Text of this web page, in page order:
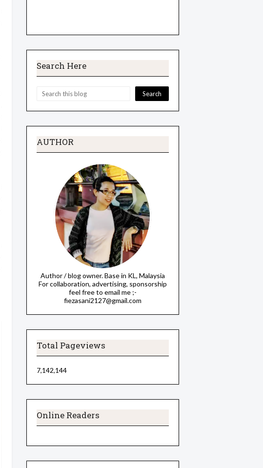
Search Here
AUTHOR
Author / blog owner. Base in KL, Malaysia
For collaboration, advertising, sponsorship
feel free to email me ;-
fiezasani2127@gmail.com
Total Pageviews
7,142,144
Online Readers